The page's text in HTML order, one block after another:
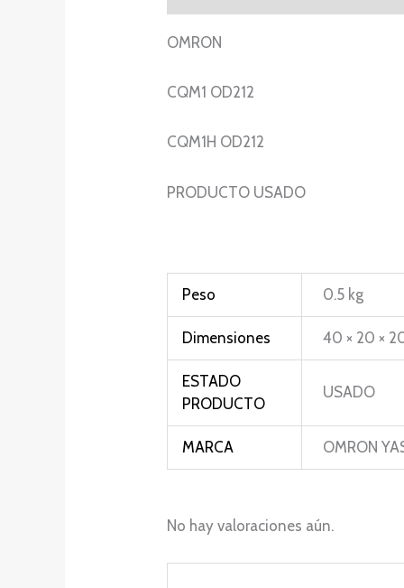
OMRON
CQM1 OD212
CQM1H OD212
PRODUCTO USADO
Peso 0.5 kg
Dimensiones 40 × 20 ×
ESTADO
PRODUCTO
USADO
MARCA OMRON
No hay valoraciones aún.